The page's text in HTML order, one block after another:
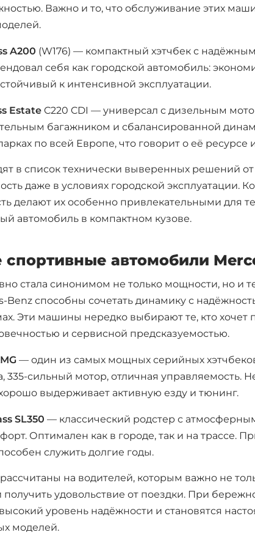
Важно и то, что обслуживание этих
A200 (W176) — компактный хэтчбек с
себя как городской автомобиль:
к интенсивной эксплуатации.
EstateC220 CDI — универсал с дизельным
багажником и сбалансированной
по всей Европе, что говорит о её ресурсе
в список технически выверенных решений
даже в условиях городской эксплуатации.
делают их особенно привлекательными для
автомобиль в компактном кузове.
автомобили
стала синонимом не только мощности, но и
Benz способны сочетать динамику с
Эти машины нередко выбирают те, кто хочет
и сервисной предсказуемостью.
— один из самых мощных серийных
335-сильный мотор, отличная управляемость.
выдерживает активную езду и тюнинг.
SL350 — классический родстер с
Оптимален как в городе, так и на трассе.
служить долгие годы.
на водителей, которым важно не
получить удовольствие от поездки. При
уровень надёжности и становятся
моделей.
Казань
Ростов-на-Дону
Воронеж
Махачкала
Хабаровск